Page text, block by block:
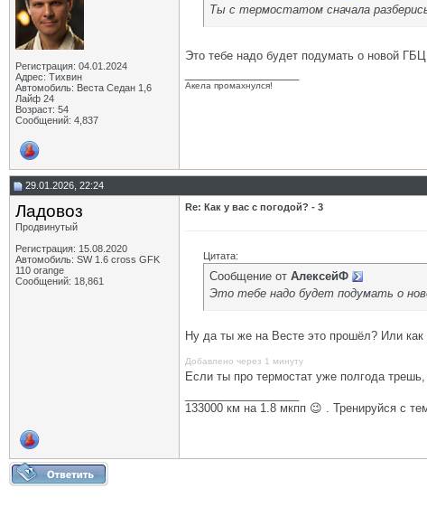
Регистрация: 04.01.2024
Адрес: Тихвин
Автомобиль: Веста Седан 1,6
Лайф 24
Возраст: 54
Сообщений: 4,837
Ты с термостатом сначала
Это тебе надо будет подумать о новой
Акела промахнулся!
29.01.2026, 22:24
Ладовоз
Продвинутый
Регистрация: 15.08.2020
Автомобиль: SW 1.6 cross GFK
110 orange
Сообщений: 18,861
Re: Как у вас с погодой? - 3
Цитата:
Сообщение от АлексейФ
Это тебе надо будет подумать о
Ну да ты же на Весте это прошёл? Или
Добавлено через 1 минуту
Если ты про термостат уже полгода
133000 км на 1.8 мкпп 😉 . Тренируйся с